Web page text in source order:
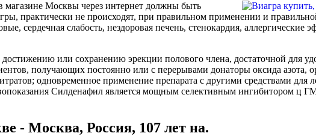
магазине Москвы через интернет должны быть
практически не происходят, при правильном применении и
сердечная слабость, нездоровая печень, стенокардия, аллергические
или сохранению эрекции полового члена, достаточной для
получающих постоянно или с перерывами донаторы оксида
одновременное применение препарата с другими средствами для
Силденафил является мощным селективным ингибитором ц
- Москва, Россия, 107 лет на.